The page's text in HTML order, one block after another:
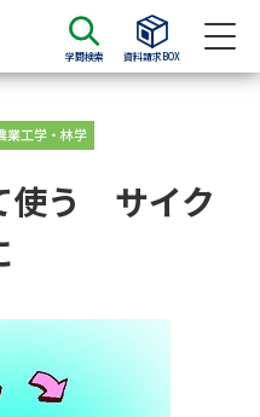
学問検索 資料請求BOX
資料検索
業工学・林学
使う サイク